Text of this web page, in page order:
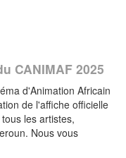
CANIMAF 2025
d'Animation Africain
de l'affiche officielle
les artistes,
Nous vous